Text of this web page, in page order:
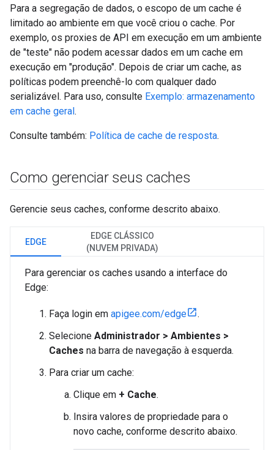
Para a segregação de dados, o escopo de um cache é
limitado ao ambiente em que você criou o cache. Por
exemplo, os proxies de API em execução em um ambiente
de "teste" não podem acessar dados em um cache em
execução em "produção". Depois de criar um cache, as
políticas podem preenchê-lo com qualquer dado
serializável. Para uso, consulte Exemplo: armazenamento
em cache geral.
Consulte também: Política de cache de resposta.
Como gerenciar seus caches
Gerencie seus caches, conforme descrito abaixo.
EDGE
EDGE CLÁSSICO
(NUVEM PRIVADA)
Para gerenciar os caches usando a interface do
Edge:
Faça login em apigee.com/edge
.
Selecione Administrador > Ambientes >
Caches na barra de navegação à esquerda.
Para criar um cache:
Clique em + Cache.
Insira valores de propriedade para o
novo cache, conforme descrito abaixo.